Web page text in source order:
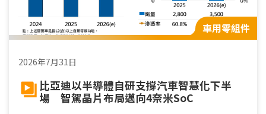
車用零組件
2026年7月31日
比亞迪以半導體自研支撐汽車智慧化下半
場 智駕晶片布局邁向4奈米SoC